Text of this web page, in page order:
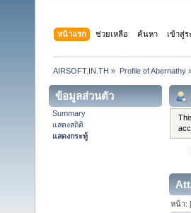
หน้าแรก ช่วยเหลือ ค้นหา เข้าสู่
AIRSOFT.IN.TH » Profile of Abernathy
ข้อมูลส่วนตัว
Summary
แสดงสถิติ
แสดงกระทู้
หน้า: